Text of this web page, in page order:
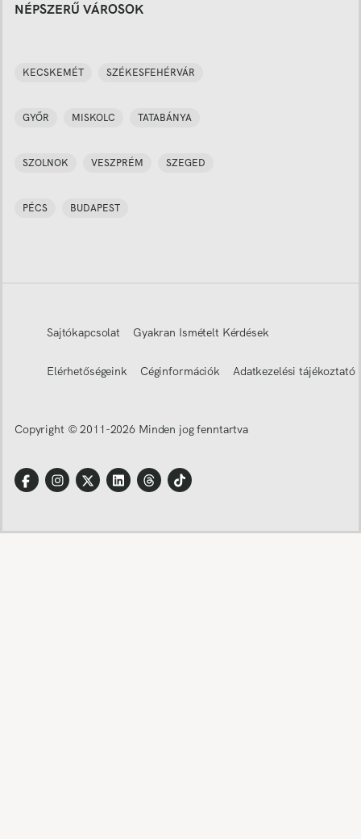
NÉPSZERŰ VÁROSOK
KECSKEMÉT SZÉKESFEHÉRVÁR
GYŐR MISKOLC TATABÁNYA
SZOLNOK VESZPRÉM SZEGED
PÉCS BUDAPEST
Sajtókapcsolat Gyakran Ismételt Kérdések
Elérhetőségeink Céginformációk Adatkezelési tájékoztató
Copyright © 2011-2026 Minden jog fenntartva